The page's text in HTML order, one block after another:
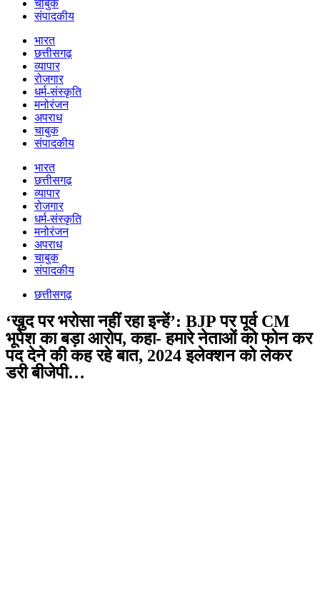
चाबुक
संपादकीय
भारत
छत्तीसगढ़
व्यापार
रोजगार
धर्म-संस्कृति
मनोरंजन
अपराध
चाबुक
संपादकीय
भारत
छत्तीसगढ़
व्यापार
रोजगार
धर्म-संस्कृति
मनोरंजन
अपराध
चाबुक
संपादकीय
छत्तीसगढ़
‘खुद पर भरोसा नहीं रहा इन्हें’: BJP पर पूर्व CM
भूपेश का बड़ा आरोप, कहा- हमारे नेताओं को फोन कर
पद देने की कह रहे बात, 2024 इलेक्शन को लेकर
डरी बीजेपी…